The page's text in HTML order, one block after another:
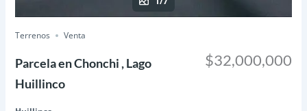
Terrenos Venta
Parcela en Chonchi , Lago
Huillinco
$32,000,000